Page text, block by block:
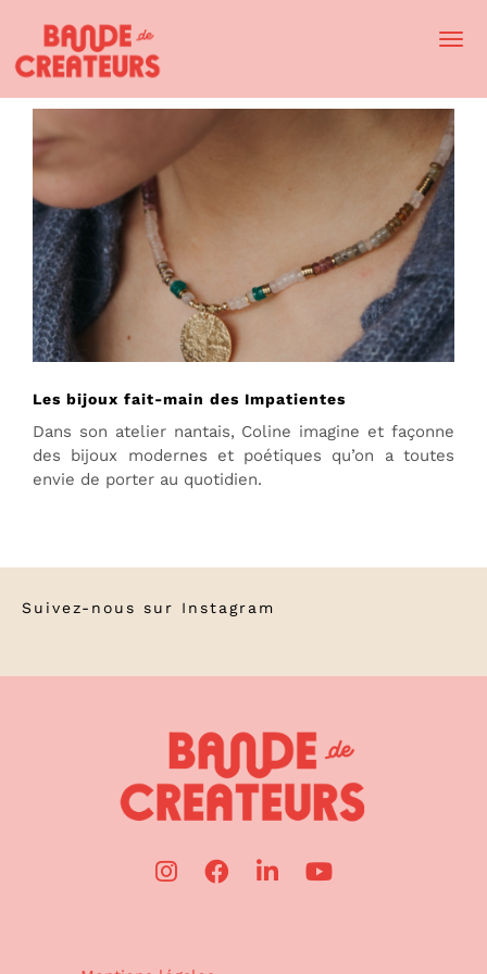
Les bijoux fait-main des Impatientes
Dans son atelier nantais, Coline imagine et façonne
des bijoux modernes et poétiques qu’on a toutes
envie de porter au quotidien.
Suivez-nous sur Instagram